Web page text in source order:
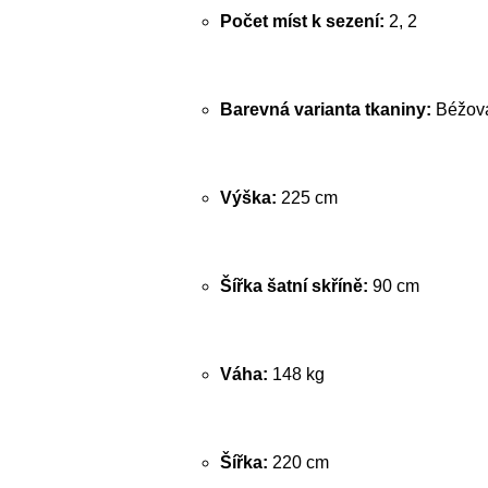
Počet míst k sezení: 2, 2
Barevná varianta tkaniny:
Výška: 225 cm
Šířka šatní skříně: 90 cm
Váha: 148 kg
Šířka: 220 cm